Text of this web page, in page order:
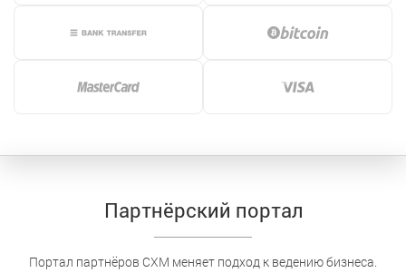
Партнёрский портал
Портал партнёров CXM меняет подход к ведению бизнеса.